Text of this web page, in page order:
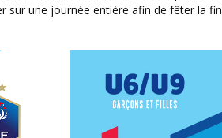
sur une journée entière afin de fêter la fin